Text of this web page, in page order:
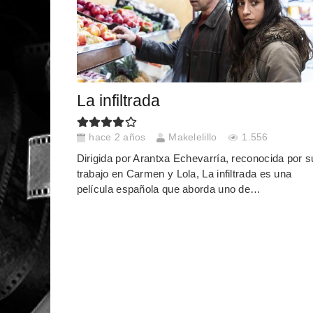
La infiltrada
hace 2 años Makelelillo 1.556
Dirigida por Arantxa Echevarría, reconocida por
trabajo en Carmen y Lola, La infiltrada es una
película española que aborda uno de…